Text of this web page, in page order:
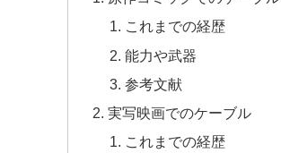
これまでの経歴
能力や武器
参考文献
実写映画でのケーブル
これまでの経歴